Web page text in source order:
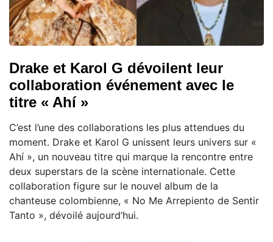
Drake et Karol G dévoilent leur
collaboration événement avec le
titre « Ahí »
C’est l’une des collaborations les plus attendues du
moment. Drake et Karol G unissent leurs univers sur «
Ahí », un nouveau titre qui marque la rencontre entre
deux superstars de la scène internationale. Cette
collaboration figure sur le nouvel album de la
chanteuse colombienne, « No Me Arrepiento de Sentir
Tanto », dévoilé aujourd’hui.